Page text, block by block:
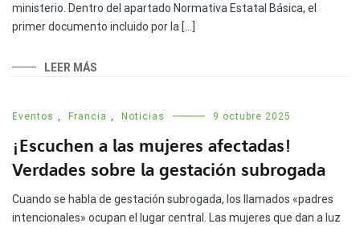
ministerio. Dentro del apartado Normativa Estatal Básica, el
primer documento incluido por la […]
LEER MÁS
Eventos Francia Noticias 9 octubre 2025
¡Escuchen a las mujeres afectadas!
Verdades sobre la gestación subrogada
Cuando se habla de gestación subrogada, los llamados «padres
intencionales» ocupan el lugar central. Las mujeres que dan a luz